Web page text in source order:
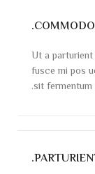
Ut a
fusce mi pos
sit fermentum